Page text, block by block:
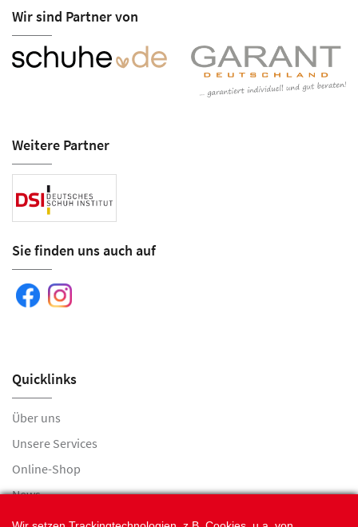
Wir sind Partner von
Weitere Partner
Sie finden uns auch auf
Quicklinks
Über uns
Unsere Services
Online-Shop
News
Jobs